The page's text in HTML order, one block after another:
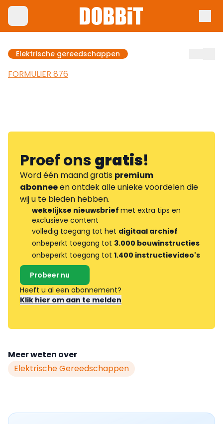
Elektrische gereedschappen
FORMULIER 876
Proef onsgratis!
Word één maand gratis premium
abonneeen ontdek alle unieke voordelen die
wij u te bieden hebben.
wekelijkse nieuwsbrief met extra tips en
exclusieve content
volledig toegang tot het digitaal archief
onbeperkt toegang tot 3.000 bouwinstructies
onbeperkt toegang tot 1.400 instructievideo's
Probeer nu
Heeft u al een abonnement?
Klik hier om aan te melden
Meer weten over
Elektrische Gereedschappen